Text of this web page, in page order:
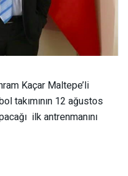
Kaçar Maltepe’li
takımının 12 ağustos
ilk antrenmanını